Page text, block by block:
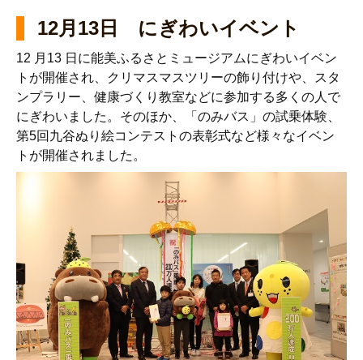
12月13日 にぎわいイベント
12 月13 日に能美ふるさとミュージアムにぎわいイベン
トが開催され、クリマスマスツリーの飾り付けや、スタ
ンプラリー、健康づくり教室などに参加する多くの人で
にぎわいました。そのほか、「のみバス」の試乗体験、
第5回九谷ぬり絵コンテストの表彰式など様々なイベン
トが開催されました。